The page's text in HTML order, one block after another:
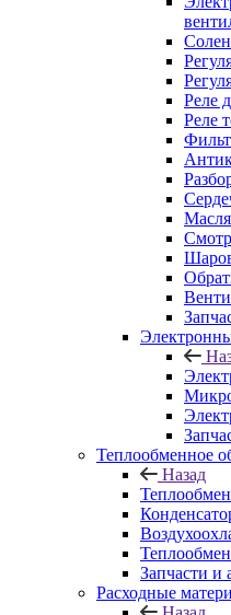
Реле
Реле
Теплообменное
Назад
Запчасти и
Расходные